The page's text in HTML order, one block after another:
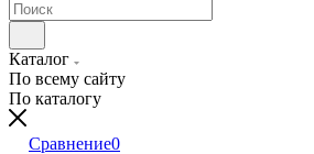
Каталог
По всему сайту
По каталогу
Сравнение0